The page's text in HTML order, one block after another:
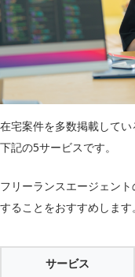
在宅案件を多数掲載してい
下記の5サービスです。
フリーランスエージェント
することをおすすめします。
サービス